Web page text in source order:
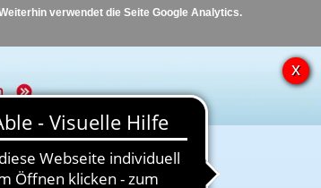
verwendet die Seite Google Analytics.
Kontakt